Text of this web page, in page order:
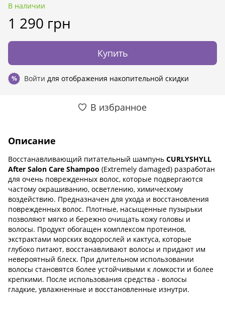
В наличии
1 290 грн
Купить
% Войти для отображения накопительной скидки
В избранное
Описание
Восстанавливающий питательный шампунь CURLYSHYLL
After Salon Care Shampoo (Extremely damaged) разработан
для очень поврежденных волос, которые подвергаются
частому окрашиванию, осветлению, химическому
воздействию. Предназначен для ухода и восстановления
поврежденных волос. Плотные, насыщенные пузырьки
позволяют мягко и бережно очищать кожу головы и
волосы. Продукт обогащен комплексом протеинов,
экстрактами морских водорослей и кактуса, которые
глубоко питают, восстанавливают волосы и придают им
невероятный блеск. При длительном использовании
волосы становятся более устойчивыми к ломкости и более
крепкими. После использования средства - волосы
гладкие, увлажненные и восстановленные изнутри.